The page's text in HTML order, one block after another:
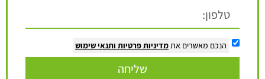
הנכם מאשרים אתמדיניות פרטיות ותנאי שימוש
שליחה